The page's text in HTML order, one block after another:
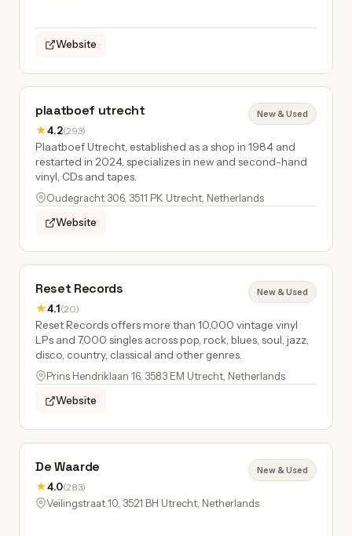
Website
plaatboef utrecht
★4.2(293)
New & Used
Plaatboef Utrecht, established as a shop in 1984 and
restarted in 2024, specializes in new and second-hand
vinyl, CDs and tapes.
Oudegracht 306, 3511 PK Utrecht, Netherlands
Website
Reset Records
★4.1(20)
New & Used
Reset Records offers more than 10,000 vintage vinyl
LPs and 7,000 singles across pop, rock, blues, soul, jazz,
disco, country, classical and other genres.
Prins Hendriklaan 16, 3583 EM Utrecht, Netherlands
Website
De Waarde
★4.0(283)
New & Used
Veilingstraat 10, 3521 BH Utrecht, Netherlands